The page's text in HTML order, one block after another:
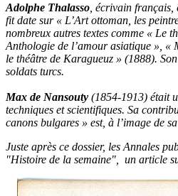
Adolphe Thalasso , écrivain
fit date sur « L’Art ottoman, les
nombreux autres textes comme « Le
Anthologie de l’amour asiatique », «
le théâtre de Karagueuz » (1888).
soldats turcs.
Max de Nansouty (1854-1913) était
techniques et scientifiques. Sa
canons bulgares » est, à l’image de
Juste après ce dossier, les Annales
"Histoire de la semaine",
un article